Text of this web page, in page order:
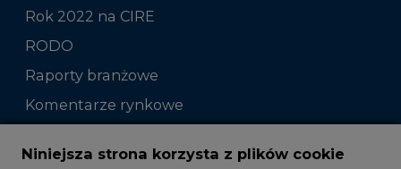
Rok 2022 na CIRE
RODO
Raporty branżowe
Komentarze rynkowe
Zmiany kadrowe na rynku
Niniejsza strona korzysta z plików cookie